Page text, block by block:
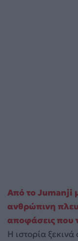
Από το Jumanji
ανθρώπινη
αποφάσεις που
Η ιστορία